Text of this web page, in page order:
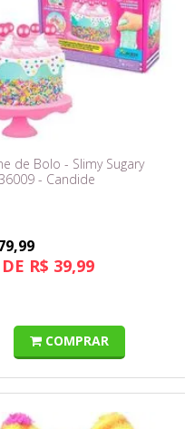
de Bolo - Slimy Sugary
- Candide
R$ 39,99
COMPRAR